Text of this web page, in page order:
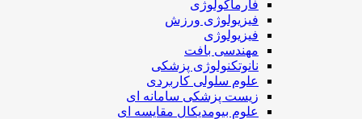
فارماکولوژی
فیزیولوژی ورزش
فیزیولوژی
مهندسی بافت
نانوتکنولوژی پزشکی
علوم سلولی کاربردی
زیست پزشکی سامانه ای
علوم بیومدیکال مقایسه ای